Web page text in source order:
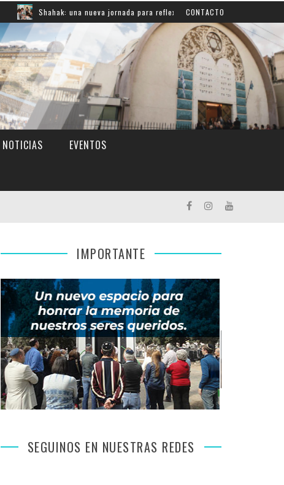
una nueva jornada para reflexionar sobre la responsabilidad y el
CONTACTO
NOTICIAS EVENTOS
IMPORTANTE
SEGUINOS EN NUESTRAS REDES